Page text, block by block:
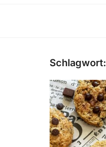
Schlagwort: